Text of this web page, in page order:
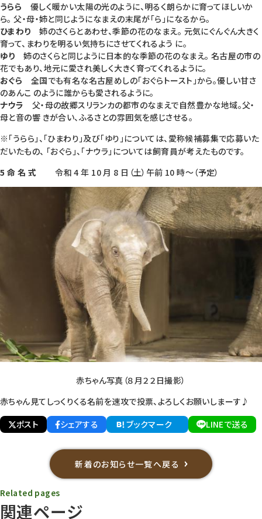
うらら 優しく暖かい太陽の光のように、明るく朗らかに育ってほしいか
ら。 父・母・姉と同じようになまえの末尾が「ら」になるから。
ひまわり姉のさくらとあわせ、季節の花のなまえ。 元気にぐんぐん大きく
育って、まわりを明るい気持ちにさせてくれるよう に。
ゆり 姉のさくらと同じように日本的な季節の花のなまえ。 名古屋の市の
花でもあり、地元に愛され美しく大きく育ってくれるように。
おぐら 全国でも有名な名古屋めしの「おぐらトースト」から。優しい甘さ
のあんこ のように誰からも愛されるように。
ナウラ 父・母の故郷スリランカの都市のなまえで自然豊かな地域。父・
母と音の響 きが合い、ふるさとの雰囲気を感じさせる。
※「うらら」、「ひまわり」及び「ゆり」については、愛称候補募集で応募いた
だいたもの、 「おぐら」、「ナウラ」については飼育員が考えたものです。
5 命 名 式
令和 4 年 10 月 8 日（土）午前 10 時～（予定）
赤ちゃん写真（８月２２日撮影）
赤ちゃん見てしっくりくる名前を速攻で投票、よろしくお願いしまーす♪
ポスト
シェアする ブックマーク LINEで送る
新着のお知らせ一覧へ戻る
関連ページ
Related pages